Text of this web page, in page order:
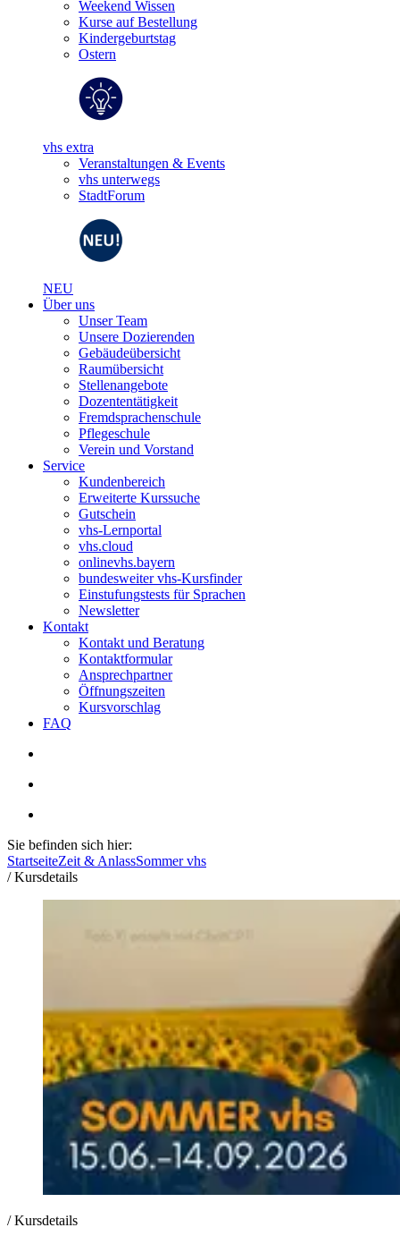
Weekend Wissen
Kurse auf Bestellung
Kindergeburtstag
Ostern
vhs extra
Veranstaltungen & Events
vhs unterwegs
StadtForum
NEU
Über uns
Unser Team
Unsere Dozierenden
Gebäudeübersicht
Raumübersicht
Stellenangebote
Dozententätigkeit
Fremdsprachenschule
Pflegeschule
Verein und Vorstand
Service
Kundenbereich
Erweiterte Kurssuche
Gutschein
vhs-Lernportal
vhs.cloud
onlinevhs.bayern
bundesweiter vhs-Kursfinder
Einstufungstests für Sprachen
Newsletter
Kontakt
Kontakt und Beratung
Kontaktformular
Ansprechpartner
Öffnungszeiten
Kursvorschlag
FAQ
Sie befinden sich hier:
StartseiteZeit & AnlassSommer vhs
/Kursdetails
/Kursdetails